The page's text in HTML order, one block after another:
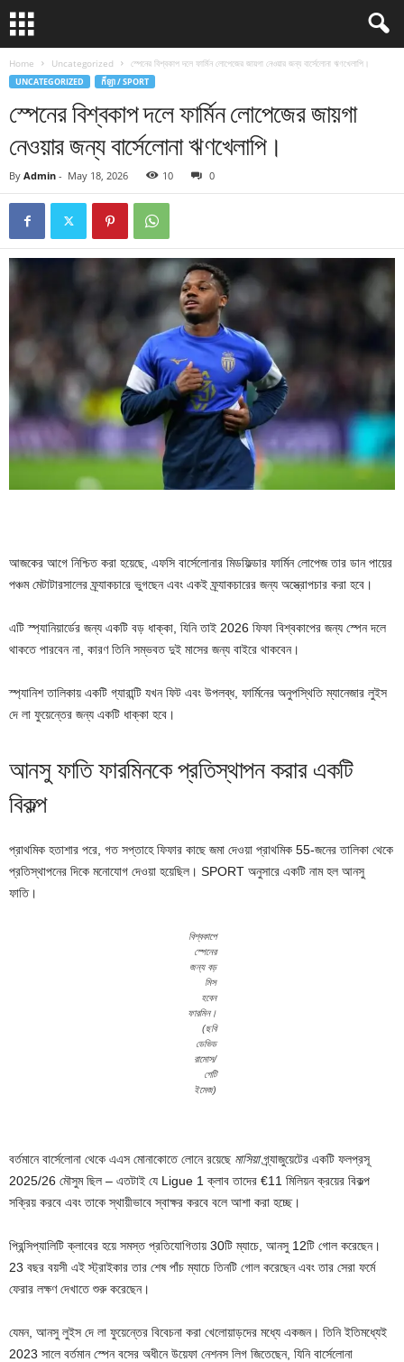
Home Uncategorized স্পেনের বিশ্বকাপ দলে ফার্মিন লোপেজের জায়গা নেওয়ার জন্য বার্সেলোনা ঋণখেলাপি।
UNCATEGORIZED កីឡា / SPORT
স্পেনের বিশ্বকাপ দলে ফার্মিন লোপেজের জায়গা
নেওয়ার জন্য বার্সেলোনা ঋণখেলাপি।
By Admin - May 18, 2026 10 0
আজকের আগে নিশ্চিত করা হয়েছে, এফসি বার্সেলোনার মিডফিল্ডার ফার্মিন লোপেজ তার ডান পায়ের
পঞ্চম মেটাটারসালের ফ্র্যাকচারে ভুগছেন এবং একই ফ্র্যাকচারের জন্য অস্ত্রোপচার করা হবে।
এটি স্প্যানিয়ার্ডের জন্য একটি বড় ধাক্কা, যিনি তাই 2026 ফিফা বিশ্বকাপের জন্য স্পেন দলে
থাকতে পারবেন না, কারণ তিনি সম্ভবত দুই মাসের জন্য বাইরে থাকবেন।
স্প্যানিশ তালিকায় একটি গ্যারান্টি যখন ফিট এবং উপলব্ধ, ফার্মিনের অনুপস্থিতি ম্যানেজার লুইস
দে লা ফুয়েন্তের জন্য একটি ধাক্কা হবে।
আনসু ফাতি ফারমিনকে প্রতিস্থাপন করার একটি
বিকল্প
প্রাথমিক হতাশার পরে, গত সপ্তাহে ফিফার কাছে জমা দেওয়া প্রাথমিক 55-জনের তালিকা থেকে
প্রতিস্থাপনের দিকে মনোযোগ দেওয়া হয়েছিল। SPORT অনুসারে একটি নাম হল আনসু
ফাতি।
বিশ্বকাপে
স্পেনের
জন্য বড়
মিস
হবেন
ফারমিন।
(ছবি
ডেভিড
রামোস/
গেটি
ইমেজ)
বর্তমানে বার্সেলোনা থেকে এএস মোনাকোতে লোনে রয়েছে মাসিয়াগ্র্যাজুয়েটের একটি ফলপ্রসূ
2025/26 মৌসুম ছিল – এতটাই যে Ligue 1 ক্লাব তাদের €11 মিলিয়ন ক্রয়ের বিকল্প
সক্রিয় করবে এবং তাকে স্থায়ীভাবে স্বাক্ষর করবে বলে আশা করা হচ্ছে।
প্রিন্সিপ্যালিটি ক্লাবের হয়ে সমস্ত প্রতিযোগিতায় 30টি ম্যাচে, আনসু 12টি গোল করেছেন।
23 বছর বয়সী এই স্ট্রাইকার তার শেষ পাঁচ ম্যাচে তিনটি গোল করেছেন এবং তার সেরা ফর্মে
ফেরার লক্ষণ দেখাতে শুরু করেছেন।
যেমন, আনসু লুইস দে লা ফুয়েন্তের বিবেচনা করা খেলোয়াড়দের মধ্যে একজন। তিনি ইতিমধ্যেই
2023 সালে বর্তমান স্পেন বসের অধীনে উয়েফা নেশনস লিগ জিতেছেন, যিনি বার্সেলোনা